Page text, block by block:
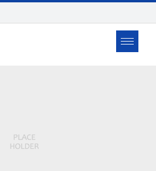
Toggle